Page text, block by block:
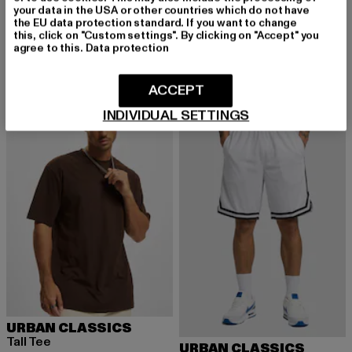
BDU Ripstop
33,24 EUR
Derzeitiger Preis: 33,24 EUR
URBAN CLASSICS
Heavy Oversized
15,99 EUR
Derzeitiger Preis: 15,99 EUR
22,99 EUR Aktionspreis:
URBAN CLASSICS
Tall Tee
-13%
URBAN CLASSICS
your data in the USA or other countries which do not have
the EU data protection standard. If you want to change
this, click on "Custom settings". By clicking on "Accept" you
agree to this. Data protection
INDIVIDUAL SETTINGS
ACCEPT